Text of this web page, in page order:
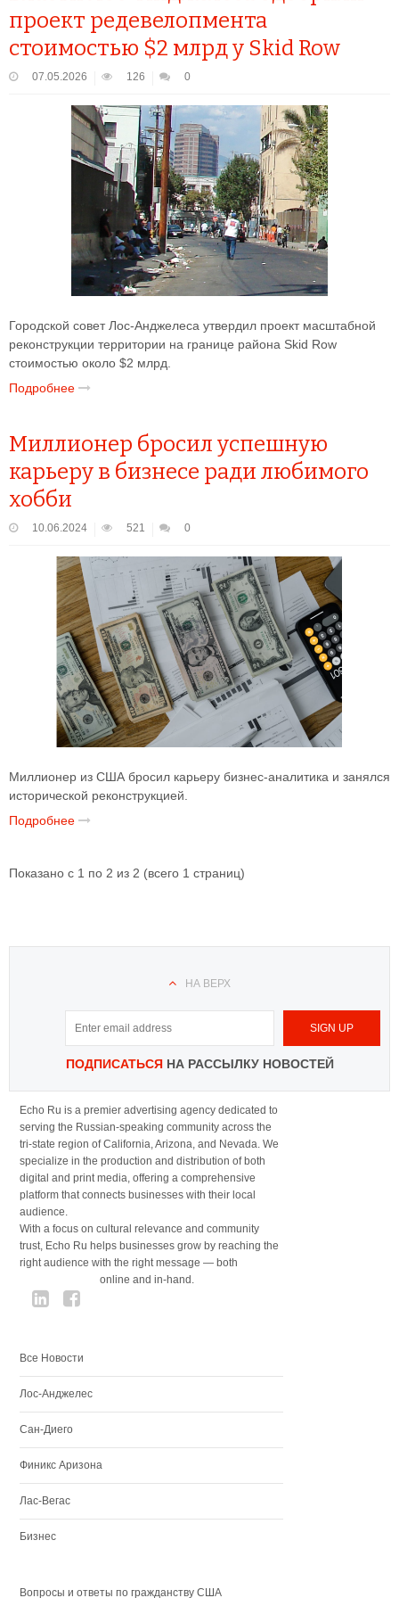
проект редевелопмента
стоимостью $2 млрд у Skid Row
07.05.2026 126 0
Городской совет Лос-Анджелеса утвердил проект масштабной
реконструкции территории на границе района Skid Row
стоимостью около $2 млрд.
Подробнее
Миллионер бросил успешную
карьеру в бизнесе ради любимого
хобби
10.06.2024 521 0
Миллионер из США бросил карьеру бизнес-аналитика и занялся
исторической реконструкцией.
Подробнее
Показано с 1 по 2 из 2 (всего 1 страниц)
НА ВЕРХ
ПОДПИСАТЬСЯНА РАССЫЛКУ НОВОСТЕЙ
Echo Ru is a premier advertising agency dedicated to
serving the Russian-speaking community across the
tri-state region of California, Arizona, and Nevada. We
specialize in the production and distribution of both
digital and print media, offering a comprehensive
platform that connects businesses with their local
audience.
With a focus on cultural relevance and community
trust, Echo Ru helps businesses grow by reaching the
right audience with the right message — both
online and in-hand.
Все Новости
Лос-Анджелес
Сан-Диего
Финикс Аризона
Лас-Вегас
Бизнес
Вопросы и ответы по гражданству США